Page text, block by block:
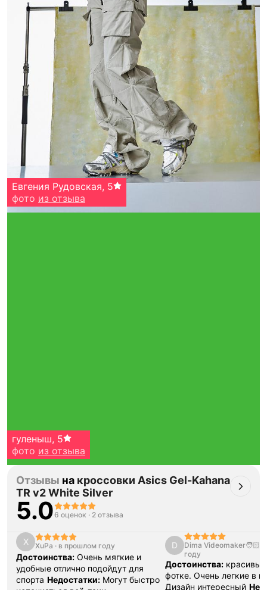
Евгения Рудовская, 5
фото из отзыва
Тройная гарантия
оригинальности
Товар сертифицирован и опломбирован.
Проверяем на оригинальность
гуленыш, 5
фото из отзыва
Отзывы на кроссовки Asics Gel-Kahana
TR v2 White Silver
5.06 оценок · 2 отзыва
X XuPa · в прошлом году
Достоинства: Очень мягкие и
удобные отлично подойдут для
спорта Недостатки: Могут быстро
D
Dima Videomaker🧑🏻‍🎨
году
Достоинства:
фотке. Очень легкие в
Дизайн интересный